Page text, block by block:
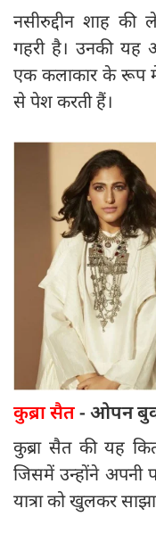
नसीरुद्दीन शाह की
गहरी है। उनकी
एक कलाकार के रूप
से पेश करती हैं।
कुब्रा सैत- ओपन
कुब्रा सैत की यह
जिसमें उन्होंने अपनी
यात्रा को खुलकर